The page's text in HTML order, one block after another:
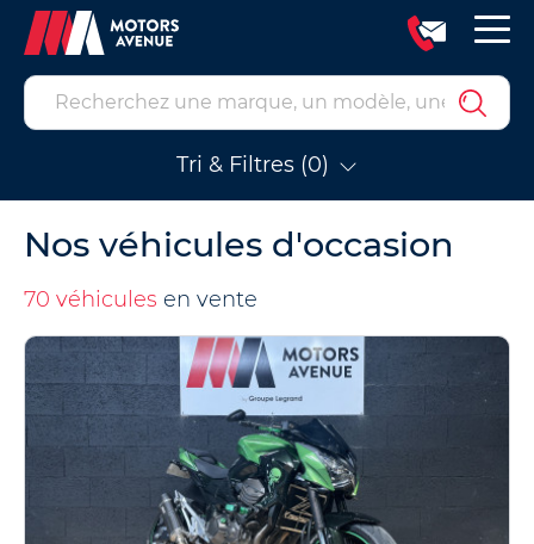
Tri & Filtres (0)
Nos véhicules d'occasion
70 véhicules en vente